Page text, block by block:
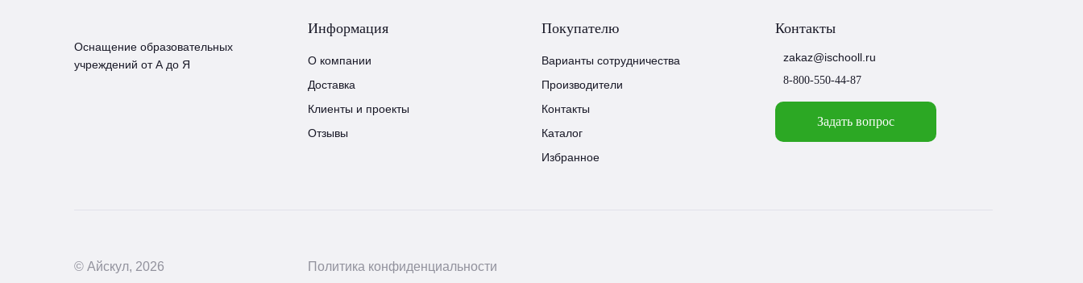
Оснащение образовательных
учреждений от А до Я
Информация
О компании
Доставка
Клиенты и проекты
Отзывы
Покупателю
Варианты сотрудничества
Производители
Контакты
Каталог
Избранное
Контакты
zakaz@ischooll.ru
8-800-550-44-87
Задать вопрос
© Айскул, 2026 Политика конфиденциальности